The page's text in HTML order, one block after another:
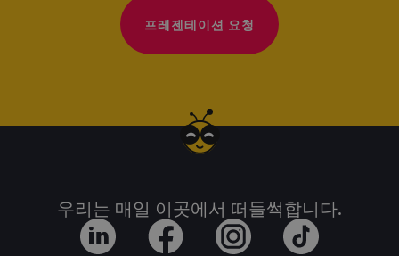
프레젠테이션 요청
우리는 매일 이곳에서 떠들썩합니다.